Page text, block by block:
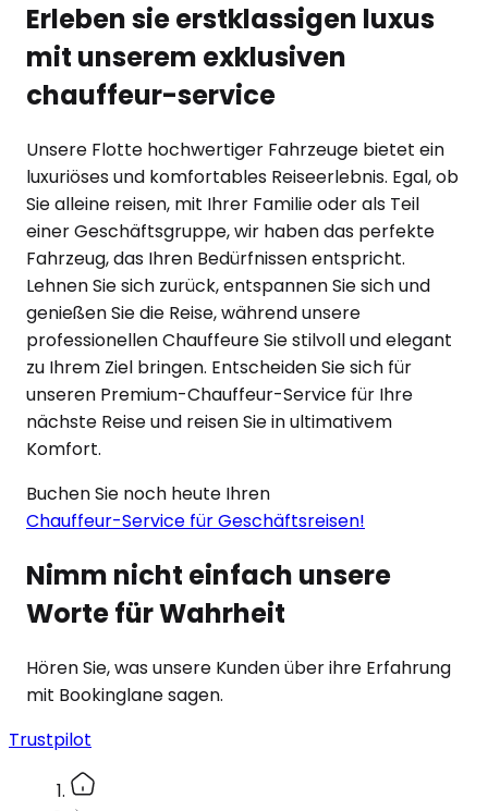
Erleben sie erstklassigen luxus
mit unserem exklusiven
chauffeur-service
Unsere Flotte hochwertiger Fahrzeuge bietet ein
luxuriöses und komfortables Reiseerlebnis. Egal, ob
Sie alleine reisen, mit Ihrer Familie oder als Teil
einer Geschäftsgruppe, wir haben das perfekte
Fahrzeug, das Ihren Bedürfnissen entspricht.
Lehnen Sie sich zurück, entspannen Sie sich und
genießen Sie die Reise, während unsere
professionellen Chauffeure Sie stilvoll und elegant
zu Ihrem Ziel bringen. Entscheiden Sie sich für
unseren Premium-Chauffeur-Service für Ihre
nächste Reise und reisen Sie in ultimativem
Komfort.
Buchen Sie noch heute Ihren
Chauffeur-Service für Geschäftsreisen!
Nimm nicht einfach unsere
Worte für Wahrheit
Hören Sie, was unsere Kunden über ihre Erfahrung
mit Bookinglane sagen.
Trustpilot